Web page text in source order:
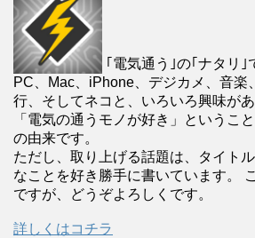
｢電気通う｣の｢ナタリ｣
PC、Mac、iPhone、デジカメ、音楽
行、そしてネコと、いろいろ興味が
「電気の通うモノが好き」というこ
の由来です。
ただし、取り上げる話題は、タイト
なことを好き勝手に書いています。
ですが、どうぞよろしくです。
詳しくはコチラ